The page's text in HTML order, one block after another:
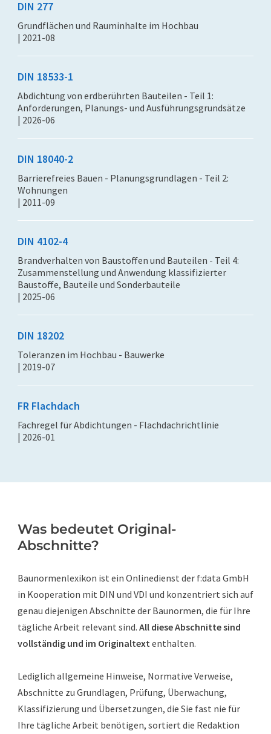
DIN 277
Grundflächen und Rauminhalte im Hochbau
| 2021-08
DIN 18533-1
Abdichtung von erdberührten Bauteilen - Teil 1:
Anforderungen, Planungs- und Ausführungsgrundsätze
| 2026-06
DIN 18040-2
Barrierefreies Bauen - Planungsgrundlagen - Teil 2:
Wohnungen
| 2011-09
DIN 4102-4
Brandverhalten von Baustoffen und Bauteilen - Teil 4:
Zusammenstellung und Anwendung klassifizierter
Baustoffe, Bauteile und Sonderbauteile
| 2025-06
DIN 18202
Toleranzen im Hochbau - Bauwerke
| 2019-07
FR Flachdach
Fachregel für Abdichtungen - Flachdachrichtlinie
| 2026-01
Was bedeutet Original-
Abschnitte?
Baunormenlexikon ist ein Onlinedienst der f:data GmbH
in Kooperation mit DIN und VDI und konzentriert sich auf
genau diejenigen Abschnitte der Baunormen, die für Ihre
tägliche Arbeit relevant sind. All diese Abschnitte sind
vollständig und im Originaltext enthalten.
Lediglich allgemeine Hinweise, Normative Verweise,
Abschnitte zu Grundlagen, Prüfung, Überwachung,
Klassifizierung und Übersetzungen, die Sie fast nie für
Ihre tägliche Arbeit benötigen, sortiert die Redaktion